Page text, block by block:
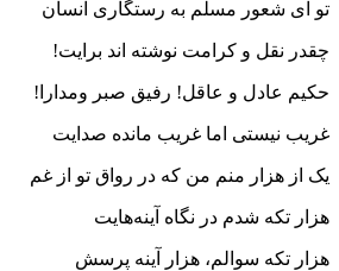
چقدر نقل و کرامت نوشته اند برایت!‎
حکیم عادل و عاقل! رفیق صبر ومدارا!‎
غریب نیستی اما غریب مانده صدایت‎
یک از هزار منم من که در رواق تو از غم
هزار تکه سوالم، هزار آینه پرسش‎